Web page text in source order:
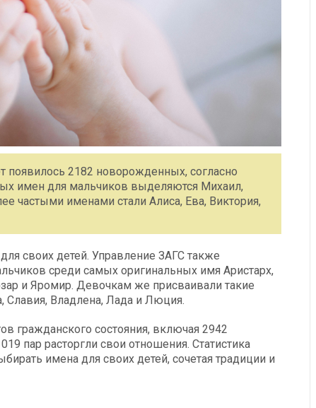
появилось 2182 новорожденных, согласно
имен для мальчиков выделяются Михаил,
частыми именами стали Алиса, Ева, Виктория,
своих детей. Управление ЗАГС также
среди самых оригинальных имя Аристарх,
и Яромир. Девочкам же присваивали такие
Славия, Владлена, Лада и Люция.
гражданского состояния, включая 2942
пар расторгли свои отношения. Статистика
имена для своих детей, сочетая традиции и